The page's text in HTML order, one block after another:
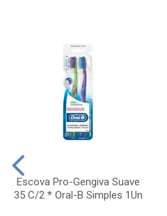
Escova Pro-Gengiva Suave
35 C/2 * Oral-B Simples 1Un